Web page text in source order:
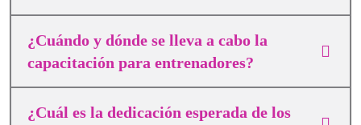
¿Cuándo y dónde se lleva a cabo la
capacitación para entrenadores?
¿Cuál es la dedicación esperada de los